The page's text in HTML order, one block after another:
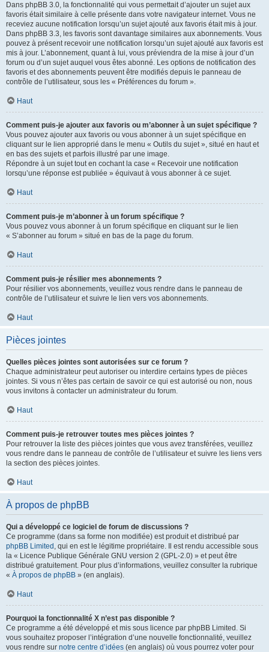
Dans phpBB 3.0, la fonctionnalité qui vous permettait d’ajouter un sujet aux
favoris était similaire à celle présente dans votre navigateur internet. Vous ne
receviez aucune notification lorsqu’un sujet ajouté aux favoris était mis à jour.
Dans phpBB 3.3, les favoris sont davantage similaires aux abonnements. Vous
pouvez à présent recevoir une notification lorsqu’un sujet ajouté aux favoris est
mis à jour. L’abonnement, quant à lui, vous préviendra de la mise à jour d’un
forum ou d’un sujet auquel vous êtes abonné. Les options de notification des
favoris et des abonnements peuvent être modifiés depuis le panneau de
contrôle de l’utilisateur, sous les « Préférences du forum ».
Haut
Comment puis-je ajouter aux favoris ou m’abonner à un sujet spécifique ?
Vous pouvez ajouter aux favoris ou vous abonner à un sujet spécifique en
cliquant sur le lien approprié dans le menu « Outils du sujet », situé en haut et
en bas des sujets et parfois illustré par une image.
Répondre à un sujet tout en cochant la case « Recevoir une notification
lorsqu’une réponse est publiée » équivaut à vous abonner à ce sujet.
Haut
Comment puis-je m’abonner à un forum spécifique ?
Vous pouvez vous abonner à un forum spécifique en cliquant sur le lien
« S’abonner au forum » situé en bas de la page du forum.
Haut
Comment puis-je résilier mes abonnements ?
Pour résilier vos abonnements, veuillez vous rendre dans le panneau de
contrôle de l’utilisateur et suivre le lien vers vos abonnements.
Haut
Pièces jointes
Quelles pièces jointes sont autorisées sur ce forum ?
Chaque administrateur peut autoriser ou interdire certains types de pièces
jointes. Si vous n’êtes pas certain de savoir ce qui est autorisé ou non, nous
vous invitons à contacter un administrateur du forum.
Haut
Comment puis-je retrouver toutes mes pièces jointes ?
Pour retrouver la liste des pièces jointes que vous avez transférées, veuillez
vous rendre dans le panneau de contrôle de l’utilisateur et suivre les liens vers
la section des pièces jointes.
Haut
À propos de phpBB
Qui a développé ce logiciel de forum de discussions ?
Ce programme (dans sa forme non modifiée) est produit et distribué par
phpBB Limited , qui en est le légitime propriétaire. Il est rendu accessible sous
la « Licence Publique Générale GNU version 2 (GPL-2.0) » et peut être
distribué gratuitement. Pour plus d’informations, veuillez consulter la rubrique
« À propos de phpBB » (en anglais).
Haut
Pourquoi la fonctionnalité X n’est pas disponible ?
Ce programme a été développé et mis sous licence par phpBB Limited. Si
vous souhaitez proposer l’intégration d’une nouvelle fonctionnalité, veuillez
vous rendre sur notre centre d’idées (en anglais) où vous pourrez voter pour